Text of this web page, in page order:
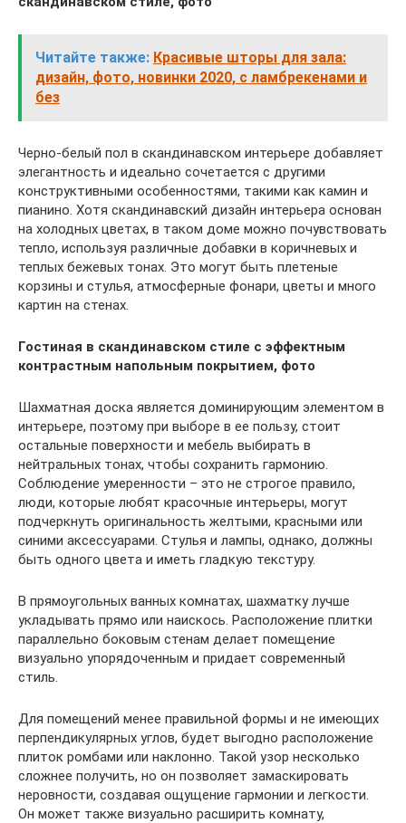
Читайте также: Красивые шторы для зала:
дизайн, фото, новинки 2020, с ламбрекенами и
без
Черно-белый пол в скандинавском интерьере добавляет
элегантность и идеально сочетается с другими
конструктивными особенностями, такими как камин и
пианино. Хотя скандинавский дизайн интерьера основан
на холодных цветах, в таком доме можно почувствовать
тепло, используя различные добавки в коричневых и
теплых бежевых тонах. Это могут быть плетеные
корзины и стулья, атмосферные фонари, цветы и много
картин на стенах.
Гостиная в скандинавском стиле с эффектным
контрастным напольным покрытием, фото
Шахматная доска является доминирующим элементом в
интерьере, поэтому при выборе в ее пользу, стоит
остальные поверхности и мебель выбирать в
нейтральных тонах, чтобы сохранить гармонию.
Соблюдение умеренности – это не строгое правило,
люди, которые любят красочные интерьеры, могут
подчеркнуть оригинальность желтыми, красными или
синими аксессуарами. Стулья и лампы, однако, должны
быть одного цвета и иметь гладкую текстуру.
В прямоугольных ванных комнатах, шахматку лучше
укладывать прямо или наискось. Расположение плитки
параллельно боковым стенам делает помещение
визуально упорядоченным и придает современный
стиль.
Для помещений менее правильной формы и не имеющих
перпендикулярных углов, будет выгодно расположение
плиток ромбами или наклонно. Такой узор несколько
сложнее получить, но он позволяет замаскировать
неровности, создавая ощущение гармонии и легкости.
Он может также визуально расширить комнату,